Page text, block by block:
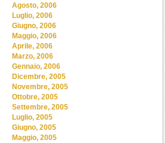
Agosto, 2006
Luglio, 2006
Giugno, 2006
Maggio, 2006
Aprile, 2006
Marzo, 2006
Gennaio, 2006
Dicembre, 2005
Novembre, 2005
Ottobre, 2005
Settembre, 2005
Luglio, 2005
Giugno, 2005
Maggio, 2005